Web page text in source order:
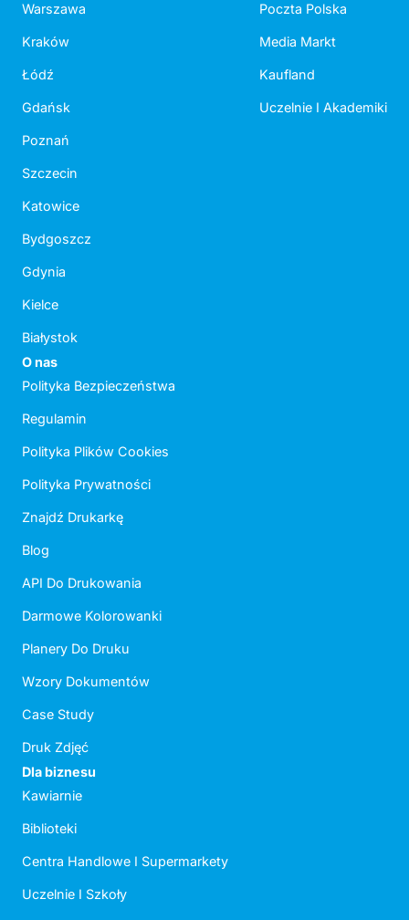
Warszawa
Kraków
Łódź
Gdańsk
Poznań
Szczecin
Katowice
Bydgoszcz
Gdynia
Kielce
Białystok
Poczta Polska
Media Markt
Kaufland
Uczelnie I Akademiki
O nas
Polityka Bezpieczeństwa
Regulamin
Polityka Plików Cookies
Polityka Prywatności
Znajdź Drukarkę
Blog
API Do Drukowania
Darmowe Kolorowanki
Planery Do Druku
Wzory Dokumentów
Case Study
Druk Zdjęć
Dla biznesu
Kawiarnie
Biblioteki
Centra Handlowe I Supermarkety
Uczelnie I Szkoły